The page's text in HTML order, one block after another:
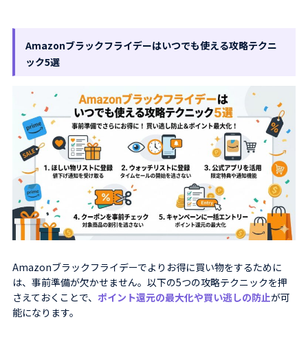
Amazonブラックフライデーはいつでも使える攻略テクニ
ック5選
Amazonブラックフライデーでよりお得に買い物をするために
は、事前準備が欠かせません。以下の5つの攻略テクニックを押
さえておくことで、 ポイント還元の最大化や買い逃しの防止が可
能になります。